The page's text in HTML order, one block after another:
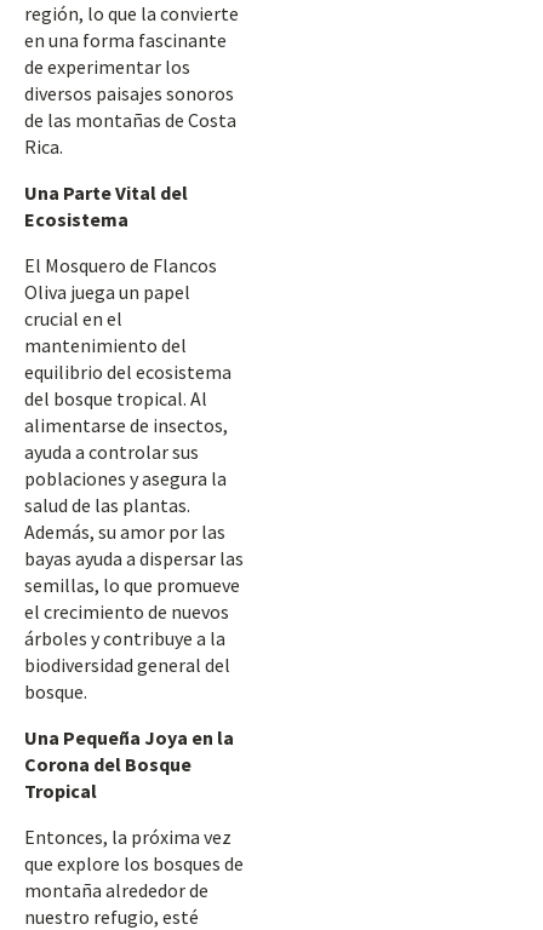
región, lo que la convierte
en una forma fascinante
de experimentar los
diversos paisajes sonoros
de las montañas de Costa
Rica.
Una Parte Vital del
Ecosistema
El Mosquero de Flancos
Oliva juega un papel
crucial en el
mantenimiento del
equilibrio del ecosistema
del bosque tropical. Al
alimentarse de insectos,
ayuda a controlar sus
poblaciones y asegura la
salud de las plantas.
Además, su amor por las
bayas ayuda a dispersar las
semillas, lo que promueve
el crecimiento de nuevos
árboles y contribuye a la
biodiversidad general del
bosque.
Una Pequeña Joya en la
Corona del Bosque
Tropical
Entonces, la próxima vez
que explore los bosques de
montaña alrededor de
nuestro refugio, esté